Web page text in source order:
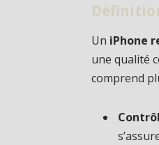
Un iPhone
une qualité
comprend